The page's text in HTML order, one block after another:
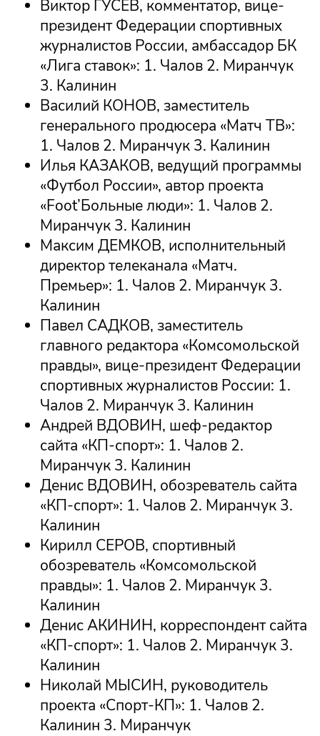
Виктор ГУСЕВ, комментатор, вице-
президент Федерации спортивных
журналистов России, амбассадор БК
«Лига ставок»: 1. Чалов 2. Миранчук
3. Калинин
Василий КОНОВ, заместитель
генерального продюсера «Матч ТВ»:
1. Чалов 2. Миранчук 3. Калинин
Илья КАЗАКОВ, ведущий программы
«Футбол России», автор проекта
«Foot’Больные люди»: 1. Чалов 2.
Миранчук 3. Калинин
Максим ДЕМКОВ, исполнительный
директор телеканала «Матч.
Премьер»: 1. Чалов 2. Миранчук 3.
Калинин
Павел САДКОВ, заместитель
главного редактора «Комсомольской
правды», вице-президент Федерации
спортивных журналистов России: 1.
Чалов 2. Миранчук 3. Калинин
Андрей ВДОВИН, шеф-редактор
сайта «КП-спорт»: 1. Чалов 2.
Миранчук 3. Калинин
Денис ВДОВИН, обозреватель сайта
«КП-спорт»: 1. Чалов 2. Миранчук 3.
Калинин
Кирилл СЕРОВ, спортивный
обозреватель «Комсомольской
правды»: 1. Чалов 2. Миранчук 3.
Калинин
Денис АКИНИН, корреспондент сайта
«КП-спорт»: 1. Чалов 2. Миранчук 3.
Калинин
Николай МЫСИН, руководитель
проекта «Спорт-КП»: 1. Чалов 2.
Калинин 3. Миранчук